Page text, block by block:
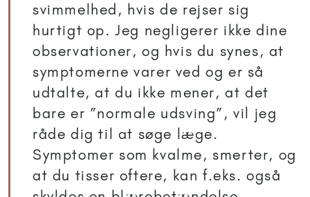
svimmelhed, hvis de rejser sig
hurtigt op. Jeg negligerer ikke dine
observationer, og hvis du synes, at
symptomerne varer ved og er så
udtalte, at du ikke mener, at det
bare er ”normale udsving”, vil jeg
råde dig til at søge læge.
Symptomer som kvalme, smerter, og
at du tisser oftere, kan f.eks. også